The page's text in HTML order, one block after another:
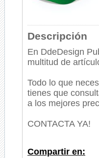
Descripción
En DdeDesign
multitud de
Todo lo que
tienes que
a los mejores
CONTACTA YA!
Compartir en: